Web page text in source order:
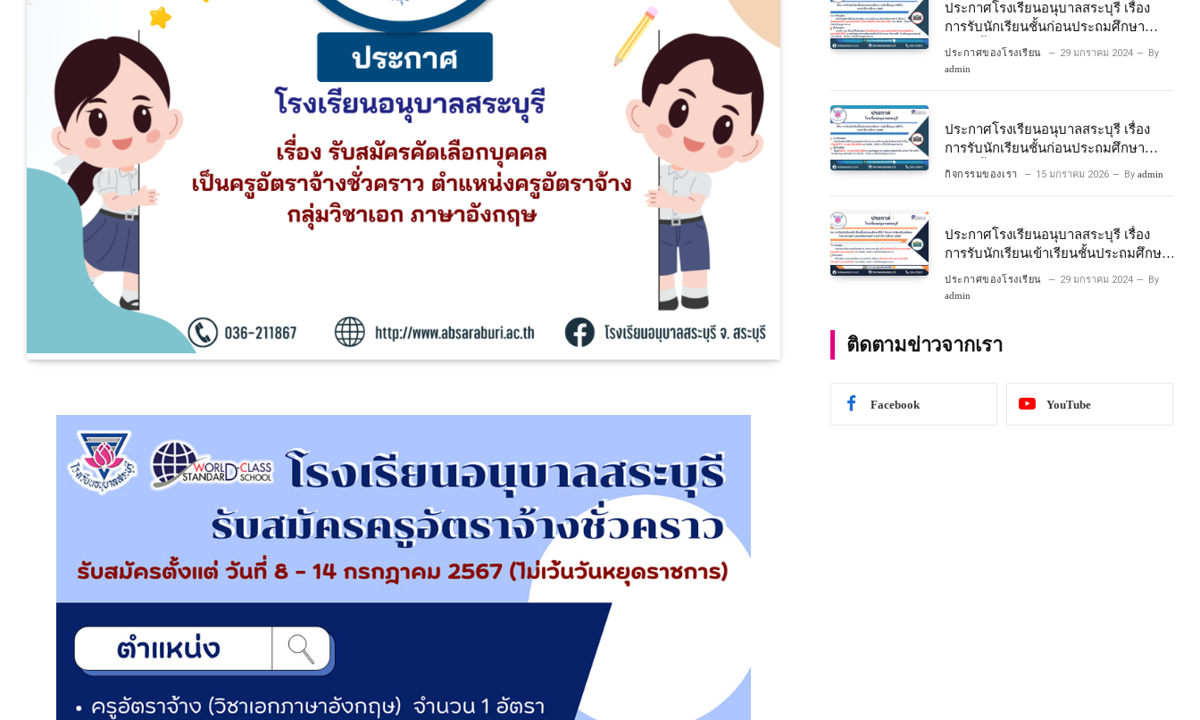
ประกาศโรงเรียนอนุบาลสระบุรี เรื่อง
การรับนักเรียนชั้นก่อนประถมศึกษา
ระดับชั้นอนุบาลปีที่ 2 ประจําปีการศึกษา
2567
ประกาศของโรงเรียน 29 มกราคม 2024 By
admin
ประกาศโรงเรียนอนุบาลสระบุรี เรื่อง
การรับนักเรียนชั้นก่อนประถมศึกษา
ระดับชั้นอนุบาลปีที่ ๒ ประจำปีการศึกษา
กิจกรรมของเรา 15 มกราคม 2026 By admin
ประกาศโรงเรียนอนุบาลสระบุรี เรื่อง
การรับนักเรียนเข้าเรียนชั้นประถมศึกษา
ปีที่ 1 โครงการห้องเรียนพิเศษ
วิทยาศาสตร์ และคณิตศาสตร์ ประจําปี
ประกาศของโรงเรียน 29 มกราคม 2024 By
admin
ติดตามข่าวจากเรา
Facebook YouTube